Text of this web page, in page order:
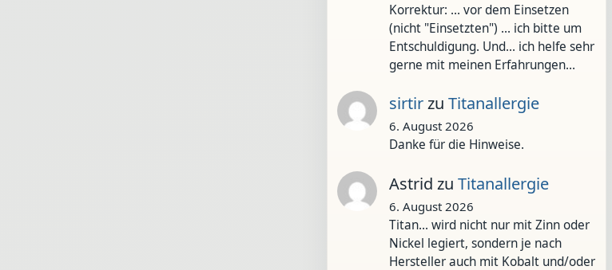
Korrektur: ... vor dem Einsetzen
(nicht "Einsetzten") ... ich bitte um
Entschuldigung. Und... ich helfe sehr
gerne mit meinen Erfahrungen…
sirtirzu Titanallergie
6. August 2026
Danke für die Hinweise.
Astrid zu Titanallergie
6. August 2026
Titan... wird nicht nur mit Zinn oder
Nickel legiert, sondern je nach
Hersteller auch mit Kobalt und/oder